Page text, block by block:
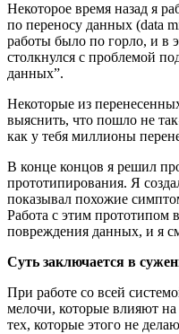
Некоторое время назад я
по переносу данных (data
работы было по горло, и в
столкнулся с проблемой
данных”.
Некоторые из
выяснить, что пошло не
как у тебя миллионы
В конце концов я решил
прототипирования. Я
показывал похожие
Работа с этим
повреждения данных, и я
Суть заключается в
При работе со всей
мелочи, которые влияют
тех, которые этого не